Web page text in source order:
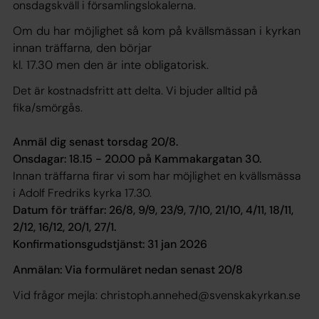
onsdagskväll i församlingslokalerna.
Om du har möjlighet så kom på kvällsmässan i kyrkan
innan träffarna, den börjar
kl. 17.30 men den är inte obligatorisk.
Det är kostnadsfritt att delta. Vi bjuder alltid på
fika/smörgås.
Anmäl dig senast torsdag 20/8.
Onsdagar: 18.15 - 20.00 på Kammakargatan 30.
Innan träffarna firar vi som har möjlighet en kvällsmässa
i Adolf Fredriks kyrka 17.30.
Datum för träffar: 26/8, 9/9, 23/9, 7/10, 21/10, 4/11, 18/11,
2/12, 16/12, 20/1, 27/1.
Konfirmationsgudstjänst: 31 jan 2026
Anmälan: Via formuläret nedan senast 20/8
Vid frågor mejla: christoph.annehed@svenskakyrkan.se